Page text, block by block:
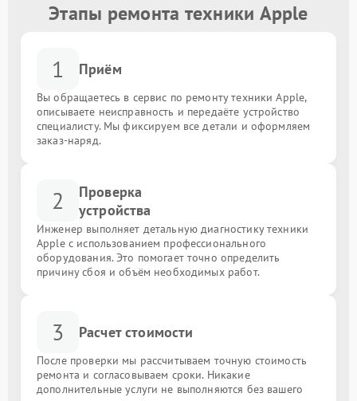
Этапы ремонта техники Apple
1 Приём
Вы обращаетесь в сервис по ремонту техники Apple,
описываете неисправность и передаёте устройство
специалисту. Мы фиксируем все детали и оформляем
заказ-наряд.
2
Проверка
устройства
Инженер выполняет детальную диагностику техники
Apple с использованием профессионального
оборудования. Это помогает точно определить
причину сбоя и объём необходимых работ.
3 Расчет стоимости
После проверки мы рассчитываем точную стоимость
ремонта и согласовываем сроки. Никакие
дополнительные услуги не выполняются без вашего